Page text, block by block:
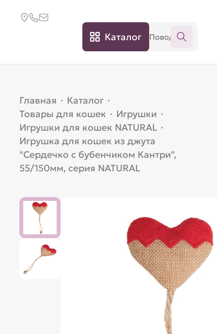
Каталог
Главная · Каталог ·
Товары для кошек · Игрушки ·
Игрушки для кошек NATURAL ·
Игрушка для кошек из джута
"Сердечко с бубенчиком Кантри",
55/150мм, серия NATURAL